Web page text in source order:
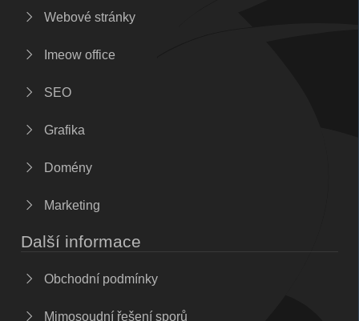
Webové stránky
Imeow office
SEO
Grafika
Domény
Marketing
Další informace
Obchodní podmínky
Mimosoudní řešení sporů